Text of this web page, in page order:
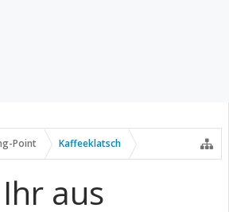
Point Kaffeeklatsch
aus